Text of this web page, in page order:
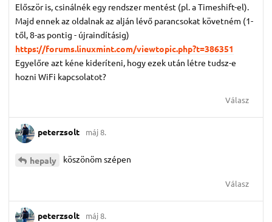
Először is, csinálnék egy rendszer mentést (pl. a Timeshift-el).
Majd ennek az oldalnak az alján lévő parancsokat követném (1-
től, 8-as pontig - újraindításig)
https://forums.linuxmint.com/viewtopic.php?t=386351
Egyelőre azt kéne kideríteni, hogy ezek után létre tudsz-e
hozni WiFi kapcsolatot?
Válasz
peterzsolt máj 8.
hepaly köszönöm szépen
Válasz
peterzsolt máj 8.